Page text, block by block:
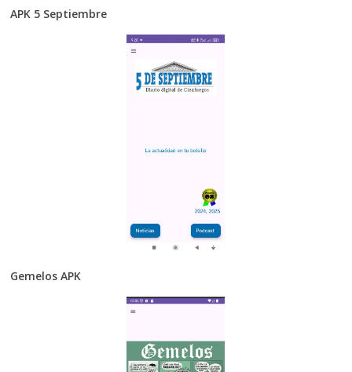
APK 5 Septiembre
Gemelos APK